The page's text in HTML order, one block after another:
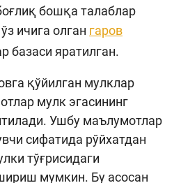
бошқа талаблар
ичига олган гаров
базаси яратилган.
қўйилган мулклар
мулк эгасининг
Ушбу маълумотлар
сифатида рўйхатдан
тўғрисидаги
мумкин. Бу асосан